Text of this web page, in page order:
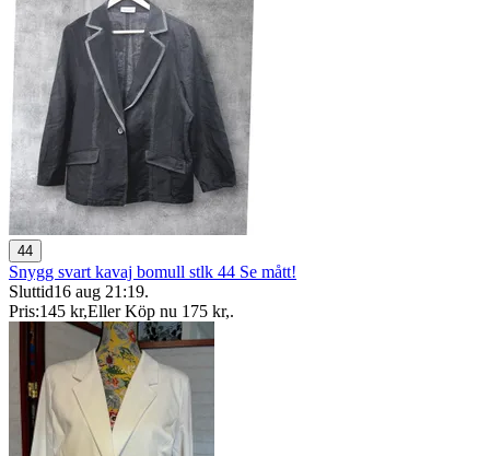
44
Snygg svart kavaj bomull stlk 44 Se mått!
Sluttid16 aug 21:19.
Pris:145 kr,Eller Köp nu 175 kr,.